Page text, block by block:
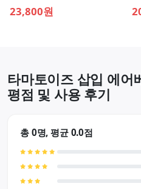
23,800원
타마토이즈 삽입 에어
평점 및 사용 후기
총 0명, 평균 0.0점